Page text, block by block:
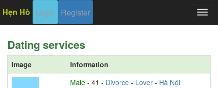
Hẹn Hò Login Register
Dating services
Image Information
Male - 41 - Divorce - Lover - Hà Nội